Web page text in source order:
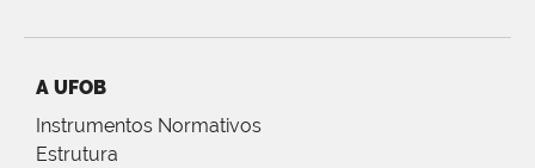
A UFOB
Instrumentos Normativos
Estrutura